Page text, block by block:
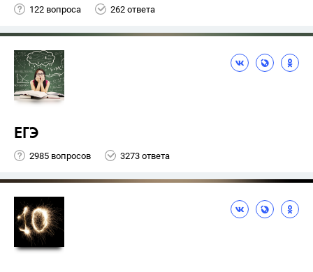
122 вопроса 262 ответа
ЕГЭ
2985 вопросов 3273 ответа